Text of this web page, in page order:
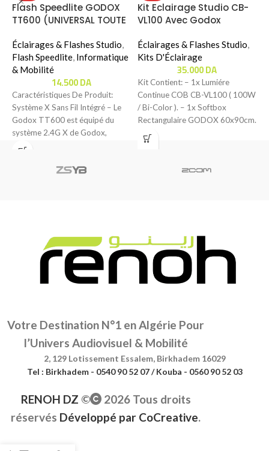
Flash Speedlite GODOX
TT600 (UNIVERSAL TOUTE
Éclairages & Flashes Studio,
Flash Speedlite, Informatique
& Mobilité
14.500DA
Caractéristiques De Produit:
Système X Sans Fil Intégré – Le
Godox TT600 est équipé du
système 2.4G X de Godox,
Kit Eclairage Studio CB-
VL100 Avec Godox
Color )
Éclairages & Flashes Studio,
Kits D'Éclairage
35.000DA
Kit Contient: – 1x Lumiére
Continue COB CB-VL100 ( 100W
/ Bi-Color ). – 1x Softbox
Rectangulaire GODOX 60x90cm.
Votre Destination N°1 en Algérie Pour
l’Univers Audiovisuel & Mobilité
2, 129 Lotissement Essalem, Birkhadem 16029
Tel : Birkhadem - 0540 90 52 07 / Kouba - 0560 90 52 03
RENOH DZ ©
2026 Tous droits
réservés Développé par CoCreative.